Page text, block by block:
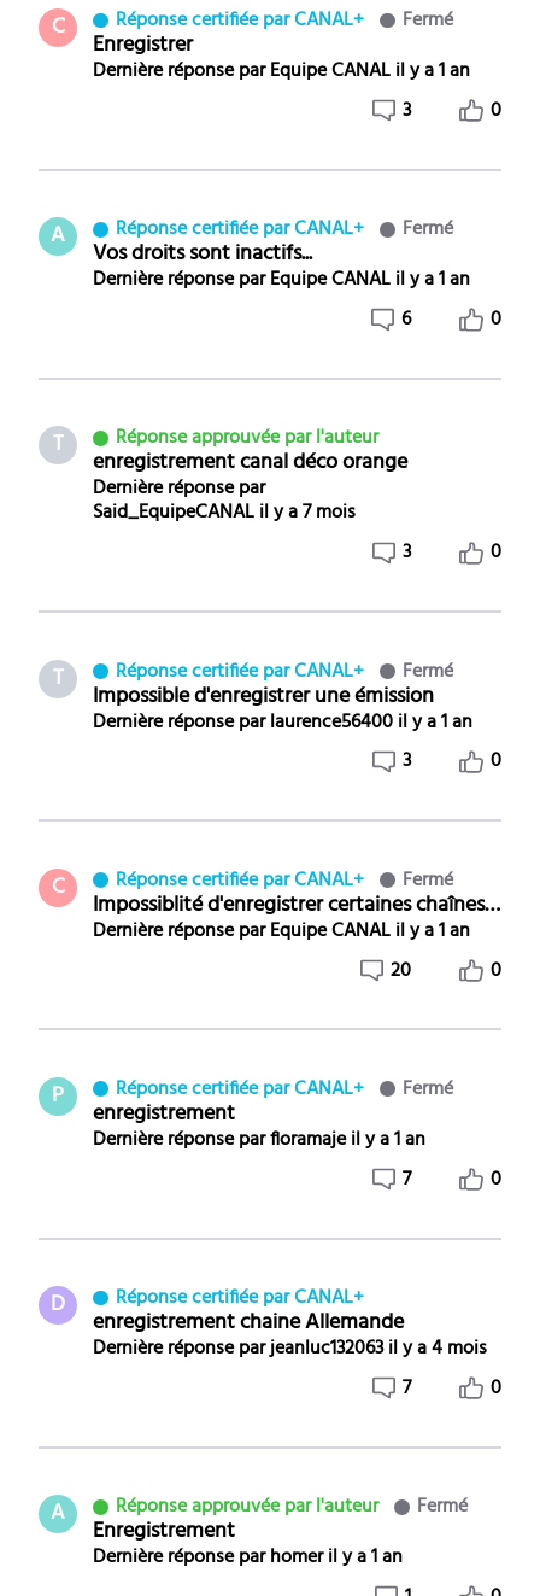
C Réponse certifiée par CANAL+ Fermé
Enregistrer
Dernière réponse par Equipe CANAL il y a 1 an
3
0
A Réponse certifiée par CANAL+ Fermé
Vos droits sont inactifs...
Dernière réponse par Equipe CANAL il y a 1 an
6
0
T Réponse approuvée par l'auteur
enregistrement canal déco orange
Dernière réponse par
Said_EquipeCANAL il y a 7 mois
3
0
T Réponse certifiée par CANAL+ Fermé
Impossible d'enregistrer une émission
Dernière réponse par laurence56400 il y a 1 an
3
0
C Réponse certifiée par CANAL+ Fermé
Impossiblité d'enregistrer certaines chaînes alors que je je peux regarder en direct ( avec faux message : droits inactifs )
Dernière réponse par Equipe CANAL il y a 1 an
20
0
P Réponse certifiée par CANAL+ Fermé
enregistrement
Dernière réponse parfloramaje il y a 1 an
7
0
D Réponse certifiée par CANAL+
enregistrement chaine Allemande
Dernière réponse parjeanluc132063 il y a 4 mois
7
0
A Réponse approuvée par l'auteur Fermé
Enregistrement
Dernière réponse par homer il y a 1 an